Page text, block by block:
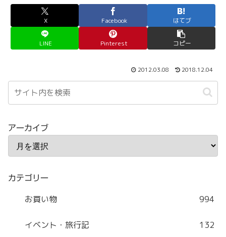
X Facebook はてブ
LINE Pinterest コピー
2012.03.08 2018.12.04
アーカイブ
カテゴリー
お買い物 994
イベント・旅行記 132